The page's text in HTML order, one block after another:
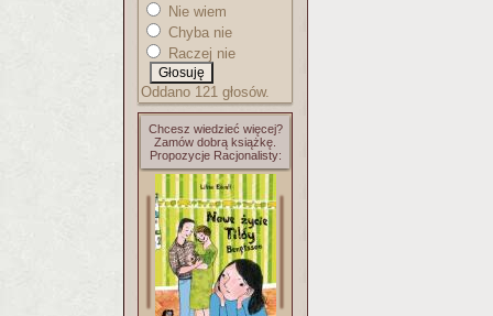
Nie wiem
Chyba nie
Raczej nie
Oddano 121 głosów.
Chcesz wiedzieć więcej?
Zamów dobrą książkę.
Propozycje Racjonalisty: